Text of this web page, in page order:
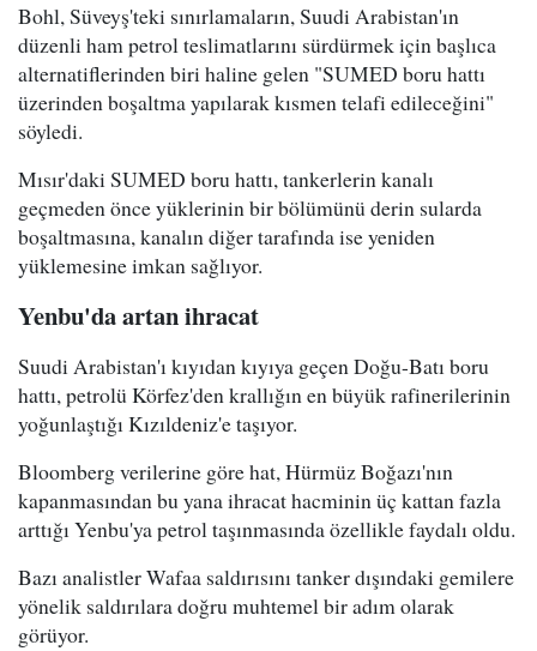
Bohl, Süveyş'teki sınırlamaların, Suudi Arabistan'ın
düzenli ham petrol teslimatlarını sürdürmek için başlıca
alternatiflerinden biri haline gelen "SUMED boru hattı
üzerinden boşaltma yapılarak kısmen telafi edileceğini"
söyledi.
Mısır'daki SUMED boru hattı, tankerlerin kanalı
geçmeden önce yüklerinin bir bölümünü derin sularda
boşaltmasına, kanalın diğer tarafında ise yeniden
yüklemesine imkan sağlıyor.
Yenbu'da artan ihracat
Suudi Arabistan'ı kıyıdan kıyıya geçen Doğu-Batı boru
hattı, petrolü Körfez'den krallığın en büyük rafinerilerinin
yoğunlaştığı Kızıldeniz'e taşıyor.
Bloomberg verilerine göre hat, Hürmüz Boğazı'nın
kapanmasından bu yana ihracat hacminin üç kattan fazla
arttığı Yenbu'ya petrol taşınmasında özellikle faydalı oldu.
Bazı analistler Wafaa saldırısını tanker dışındaki gemilere
yönelik saldırılara doğru muhtemel bir adım olarak
görüyor.